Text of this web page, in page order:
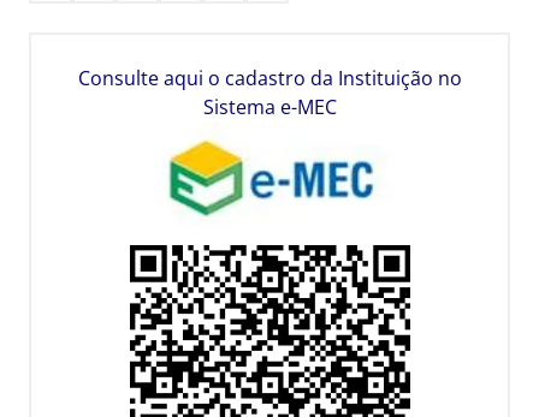
Consulte aqui o cadastro da Instituição no
Sistema e-MEC